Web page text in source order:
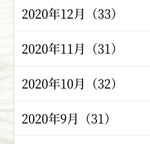
2020年12月（33）
2020年11月（31）
2020年10月（32）
2020年9月（31）